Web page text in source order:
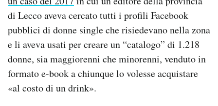
di Lecco aveva cercato tutti i profili Facebook
pubblici di donne single che risiedevano nella zona
e li aveva usati per creare un “catalogo” di 1.218
donne, sia maggiorenni che minorenni, venduto in
formato e-book a chiunque lo volesse acquistare
«al costo di un drink».